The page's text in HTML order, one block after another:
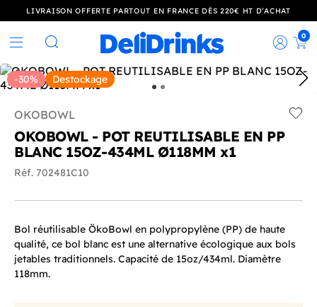
LIVRAISON OFFERTE PARTOUT EN FRANCE DÈS 220€ HT D’ACHAT
Rechercher
0
-30% Destockage
OKOBOWL
OKOBOWL - POT REUTILISABLE EN PP
BLANC 15OZ-434ML Ø118MM x1
Réf. 702481C10
Bol réutilisable ÖkoBowl en polypropylène (PP) de haute
qualité, ce bol blanc est une alternative écologique aux bols
jetables traditionnels. Capacité de 15oz/434ml. Diamètre
118mm.